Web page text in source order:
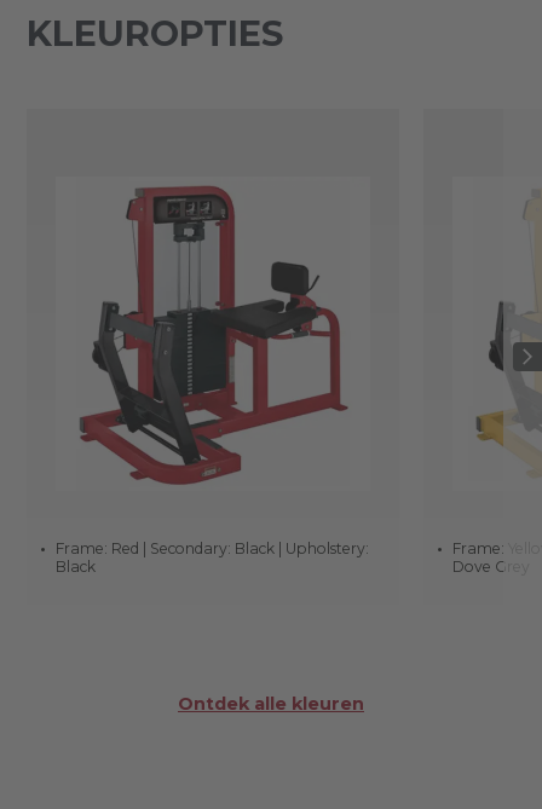
KLEUROPTIES
Frame: Red | Secondary: Black | Upholstery:
Black
Frame:
Dove Grey
Ontdek alle kleuren